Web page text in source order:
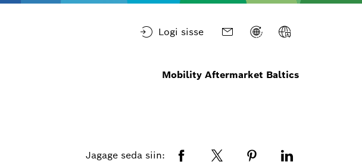
Logi sisse
Mobility Aftermarket Baltics
Jagage seda siin: